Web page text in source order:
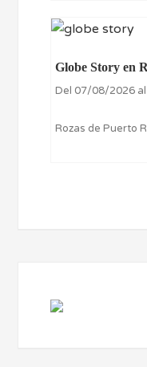
Globe Story en
Del 07/08/2026
Rozas de Puerto